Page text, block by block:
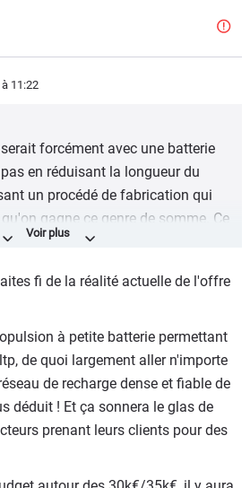
à 11:22
forcément avec une batterie
en réduisant la longueur du
un procédé de fabrication qui
gagne ce genre de somme. Ce
partie de l'intérêt habituel
bien-sûr le hayon (et
correcte aver recharge ultra-
fait pas gagner 5000€ par rapport à
le client qui a fait une croix sur les
ailleurs et pas toujours envie de
fi de la réalité actuelle de l'offre
à petite batterie permettant
de quoi largement aller n'importe
de recharge dense et fiable de
déduit ! Et ça sonnera le glas de
prenant leurs clients pour des